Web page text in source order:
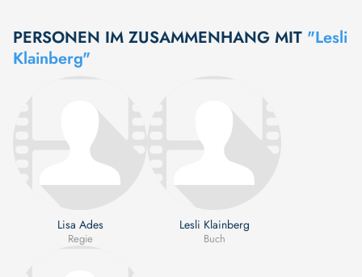
PERSONEN IM ZUSAMMENHANG MIT "Lesli
Klainberg"
Lisa Ades
Regie
Lesli Klainberg
Buch